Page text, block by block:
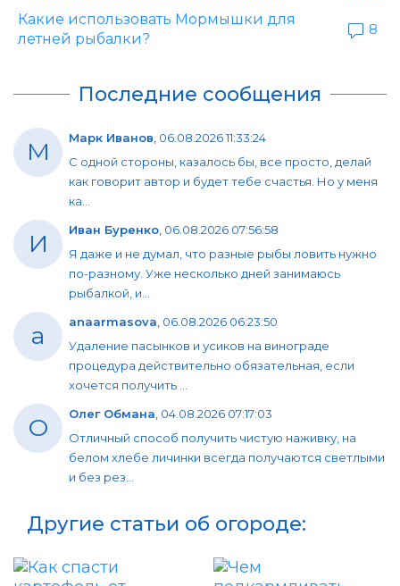
Какие использовать Мормышки для
летней рыбалки?
8
Последние сообщения
М Марк Иванов 06.08.2026 11:33:24
С одной стороны, казалось бы, все просто, делай
как говорит автор и будет тебе счастья. Но у меня
ка...
И Иван Буренко 06.08.2026 07:56:58
Я даже и не думал, что разные рыбы ловить нужно
по-разному. Уже несколько дней занимаюсь
рыбалкой, и...
a anaarmasova 06.08.2026 06:23:50
Удаление пасынков и усиков на винограде
процедура действительно обязательная, если
хочется получить ...
О Олег Обмана 04.08.2026 07:17:03
Отличный способ получить чистую наживку, на
белом хлебе личинки всегда получаются светлыми
и без рез...
Другие статьи об огороде: